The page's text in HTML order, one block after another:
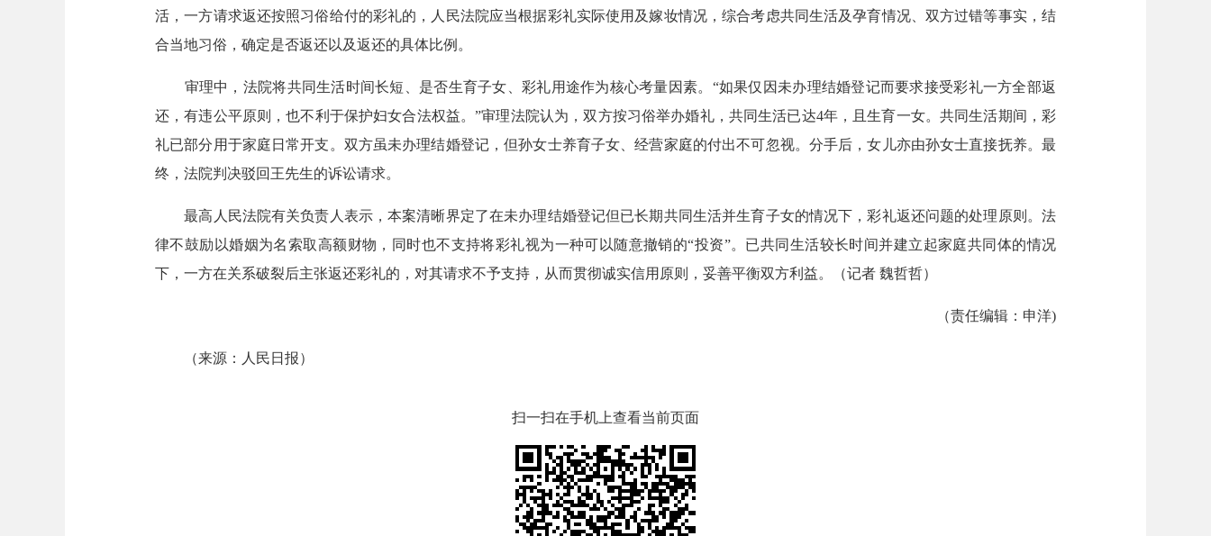
活，一方请求返还按照习俗给付的彩礼的，人民法院应当根据彩礼实际使用及嫁妆情况，综合考虑共同生活及孕育情况、双方过错等事实，结
合当地习俗，确定是否返还以及返还的具体比例。
审理中，法院将共同生活时间长短、是否生育子女、彩礼用途作为核心考量因素。“如果仅因未办理结婚登记而要求接受彩礼一方全部返
还，有违公平原则，也不利于保护妇女合法权益。”审理法院认为，双方按习俗举办婚礼，共同生活已达4年，且生育一女。共同生活期间，彩
礼已部分用于家庭日常开支。双方虽未办理结婚登记，但孙女士养育子女、经营家庭的付出不可忽视。分手后，女儿亦由孙女士直接抚养。最
终，法院判决驳回王先生的诉讼请求。
最高人民法院有关负责人表示，本案清晰界定了在未办理结婚登记但已长期共同生活并生育子女的情况下，彩礼返还问题的处理原则。法
律不鼓励以婚姻为名索取高额财物，同时也不支持将彩礼视为一种可以随意撤销的“投资”。已共同生活较长时间并建立起家庭共同体的情况
下，一方在关系破裂后主张返还彩礼的，对其请求不予支持，从而贯彻诚实信用原则，妥善平衡双方利益。（记者 魏哲哲）
（责任编辑：申洋)
（来源：人民日报）
扫一扫在手机上查看当前页面